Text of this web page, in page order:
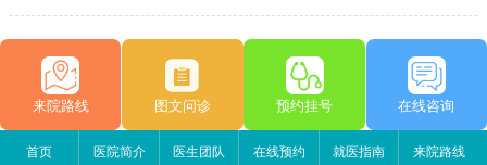
来院路线 图文问诊 预约挂号 在线咨询
首页 医院简介 医生团队 在线预约 就医指南 来院路线